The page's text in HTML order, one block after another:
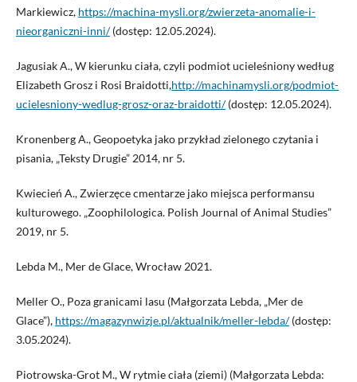
Markiewicz, https://machina-mysli.org/zwierzeta-anomalie-i-
nieorganiczni-inni/(dostęp: 12.05.2024).
Jagusiak A., W kierunku ciała, czyli podmiot ucieleśniony według
Elizabeth Grosz i Rosi Braidotti,http://machinamysli.org/podmiot-
ucielesniony-wedlug-grosz-oraz-braidotti/(dostęp: 12.05.2024).
Kronenberg A., Geopoetyka jako przykład zielonego czytania i
pisania, „Teksty Drugie” 2014, nr 5.
Kwiecień A., Zwierzęce cmentarze jako miejsca performansu
kulturowego. „Zoophilologica. Polish Journal of Animal Studies”
2019, nr 5.
Lebda M., Mer de Glace, Wrocław 2021.
Meller O., Poza granicami lasu (Małgorzata Lebda, „Mer de
Glace”), https://magazynwizje.pl/aktualnik/meller-lebda/(dostęp:
3.05.2024).
Piotrowska-Grot M., W rytmie ciała (ziemi) (Małgorzata Lebda: